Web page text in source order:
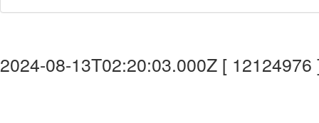
2024-08-13T02:20:03.000Z [ 12124976